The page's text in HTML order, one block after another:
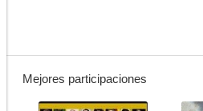
Mejores participaciones